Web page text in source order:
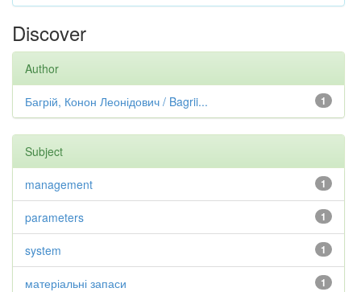
Discover
Author
1
Багрій, Конон Леонідович / Bagrii...
Subject
1
management
1
parameters
1
system
1
матеріальні запаси